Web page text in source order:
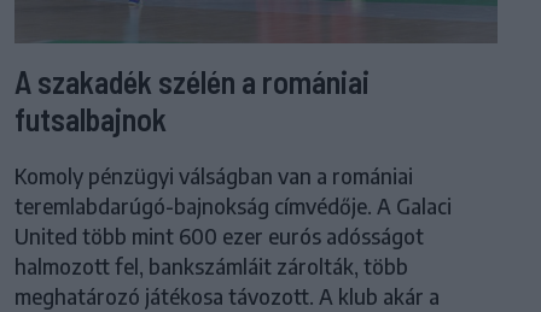
A szakadék szélén a romániai
futsalbajnok
Komoly pénzügyi válságban van a romániai
teremlabdarúgó-bajnokság címvédője. A Galaci
United több mint 600 ezer eurós adósságot
halmozott fel, bankszámláit zárolták, több
meghatározó játékosa távozott. A klub akár a